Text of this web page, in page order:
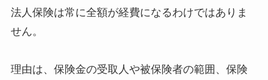
法人保険は常に全額が経費になるわけではありま
せん。
理由は、保険金の受取人や被保険者の範囲、保険